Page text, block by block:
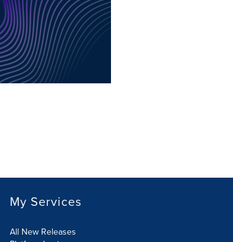
My Services
All New Releases